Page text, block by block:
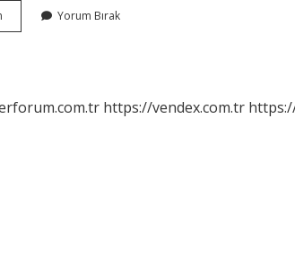
Avrupada
Orta
Yorum Bırak
https://vendex.com.tr